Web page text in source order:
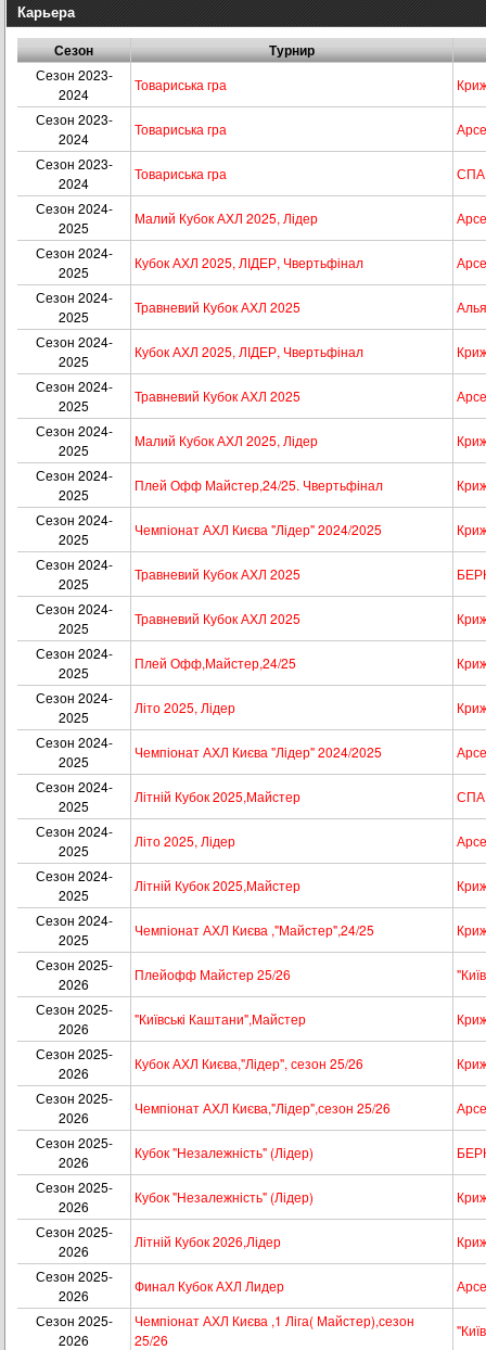
Карьера
Сезон Турнир
Сезон 2023-
2024
Товариська гра
Сезон 2023-
2024
Товариська гра
Сезон 2023-
2024
Товариська гра
Сезон 2024-
2025
Малий Кубок АХЛ 2025, Лідер
Сезон 2024-
2025
Кубок АХЛ 2025, ЛІДЕР, Чвертьфінал
Сезон 2024-
2025
Травневий Кубок АХЛ 2025
Сезон 2024-
2025
Кубок АХЛ 2025, ЛІДЕР, Чвертьфінал
Сезон 2024-
2025
Травневий Кубок АХЛ 2025
Сезон 2024-
2025
Малий Кубок АХЛ 2025, Лідер
Сезон 2024-
2025
Плей Офф Майстер,24/25. Чвертьфінал
Сезон 2024-
2025
Чемпіонат АХЛ Києва "Лідер" 2024/2025
Сезон 2024-
2025
Травневий Кубок АХЛ 2025
Сезон 2024-
2025
Травневий Кубок АХЛ 2025
Сезон 2024-
2025
Плей Офф,Майстер,24/25
Сезон 2024-
2025
Літо 2025, Лідер
Сезон 2024-
2025
Чемпіонат АХЛ Києва "Лідер" 2024/2025
Сезон 2024-
2025
Літній Кубок 2025,Майстер
Сезон 2024-
2025
Літо 2025, Лідер
Сезон 2024-
2025
Літній Кубок 2025,Майстер
Сезон 2024-
2025
Чемпіонат АХЛ Києва ,"Майстер",24/25
Сезон 2025-
2026
Плейофф Майстер 25/26
Сезон 2025-
2026
"Київські Каштани",Майстер
Сезон 2025-
2026
Кубок АХЛ Києва,"Лідер", сезон 25/26
Сезон 2025-
2026
Чемпіонат АХЛ Києва,"Лідер",сезон 25/26
Сезон 2025-
2026
Кубок "Незалежність" (Лідер)
Сезон 2025-
2026
Кубок "Незалежність" (Лідер)
Сезон 2025-
2026
Літній Кубок 2026,Лідер
Сезон 2025-
2026
Финал Кубок АХЛ Лидер
Сезон 2025-
2026
Чемпіонат АХЛ Києва ,1 Ліга( Майстер),сезон
25/26